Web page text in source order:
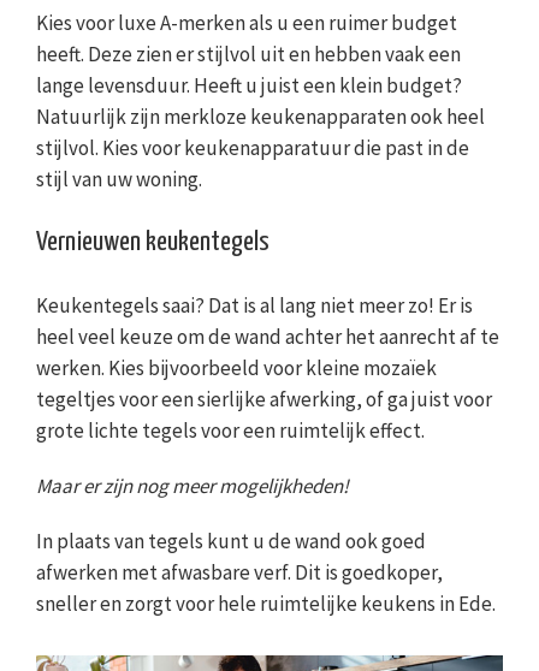
Kies voor luxe A-merken als u een ruimer budget
heeft. Deze zien er stijlvol uit en hebben vaak een
lange levensduur. Heeft u juist een klein budget?
Natuurlijk zijn merkloze keukenapparaten ook heel
stijlvol. Kies voor keukenapparatuur die past in de
stijl van uw woning.
Vernieuwen keukentegels
Keukentegels saai? Dat is al lang niet meer zo! Er is
heel veel keuze om de wand achter het aanrecht af te
werken. Kies bijvoorbeeld voor kleine mozaïek
tegeltjes voor een sierlijke afwerking, of ga juist voor
grote lichte tegels voor een ruimtelijk effect.
Maar er zijn nog meer mogelijkheden!
In plaats van tegels kunt u de wand ook goed
afwerken met afwasbare verf. Dit is goedkoper,
sneller en zorgt voor hele ruimtelijke keukens in Ede.